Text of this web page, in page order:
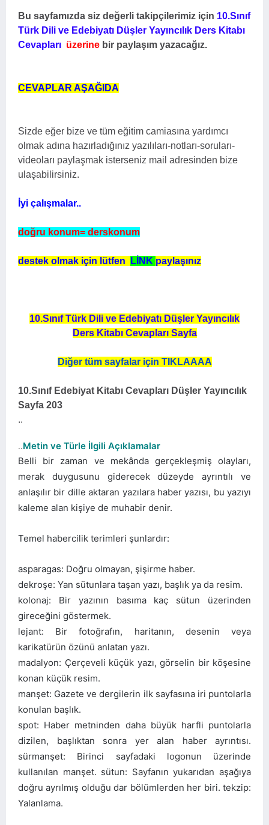
Bu sayfamızda siz değerli takipçilerimiz için 10.Sınıf
Türk Dili ve Edebiyatı Düşler Yayıncılık Ders Kitabı
Cevapları üzerine bir paylaşım yazacağız.
CEVAPLAR AŞAĞIDA
Sizde eğer bize ve tüm eğitim camiasına yardımcı
olmak adına hazırladığınız yazılıları-notları-soruları-
videoları paylaşmak isterseniz mail adresinden bize
ulaşabilirsiniz.
İyi çalışmalar..
doğru konum= derskonum
destek olmak için lütfen LİNK paylaşınız
10.Sınıf Türk Dili ve Edebiyatı Düşler Yayıncılık
Ders Kitabı Cevapları Sayfa
Diğer tüm sayfalar için TIKLAAAA
10.Sınıf Edebiyat Kitabı Cevapları Düşler Yayıncılık
Sayfa 203
..
..Metin ve Türle İlgili Açıklamalar
Belli bir zaman ve mekânda gerçekleşmiş olayları,
merak duygusunu giderecek düzeyde ayrıntılı ve
anlaşılır bir dille aktaran yazılara haber yazısı, bu yazıyı
kaleme alan kişiye de muhabir denir.
Temel habercilik terimleri şunlardır:
asparagas: Doğru olmayan, şişirme haber.
dekroşe: Yan sütunlara taşan yazı, başlık ya da resim.
kolonaj: Bir yazının basıma kaç sütun üzerinden
gireceğini göstermek.
lejant: Bir fotoğrafın, haritanın, desenin veya
karikatürün özünü anlatan yazı.
madalyon: Çerçeveli küçük yazı, görselin bir köşesine
konan küçük resim.
manşet: Gazete ve dergilerin ilk sayfasına iri puntolarla
konulan başlık.
spot: Haber metninden daha büyük harfli puntolarla
dizilen, başlıktan sonra yer alan haber ayrıntısı.
sürmanşet: Birinci sayfadaki logonun üzerinde
kullanılan manşet. sütun: Sayfanın yukarıdan aşağıya
doğru ayrılmış olduğu dar bölümlerden her biri. tekzip:
Yalanlama.